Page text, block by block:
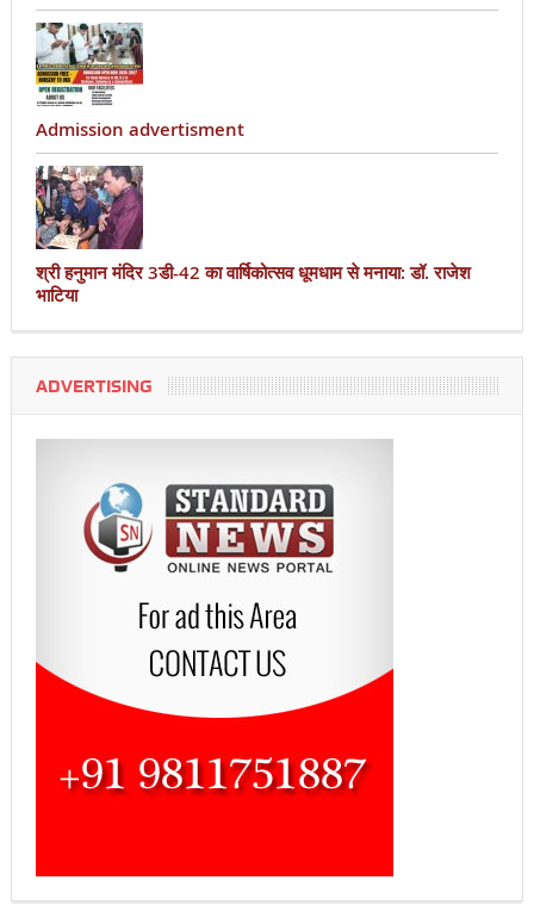
Admission advertisment
श्री हनुमान मंदिर 3डी-42 का वार्षिकोत्सव धूमधाम से मनाया: डॉ. राजेश
भाटिया
ADVERTISING